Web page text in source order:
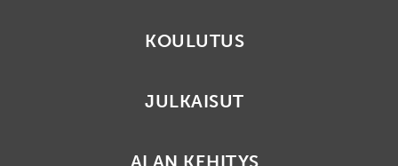
KOULUTUS
JULKAISUT
ALAN KEHITYS